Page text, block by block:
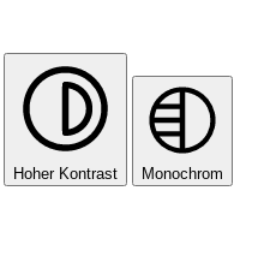
Hoher Kontrast Monochrom